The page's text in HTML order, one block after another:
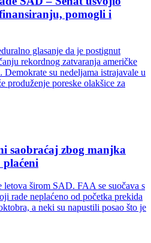
pomogli i
glasanje da je postignut
rekordnog zatvaranja američke
su nedeljama istrajavale u
produženje poreske olakšice za
saobraćaj zbog manjka
letova širom SAD. FAA se suočava s
rade neplaćeno od početka prekida
a neki su napustili posao što je